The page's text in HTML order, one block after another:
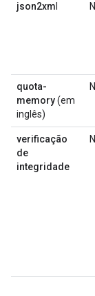
json2xm
quota-
memory(em
inglês)
verificação
de
integridade